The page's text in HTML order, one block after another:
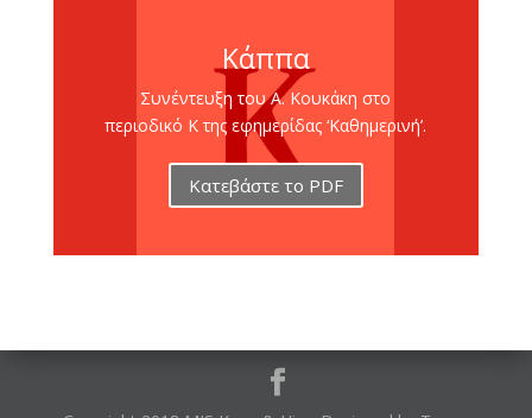
Κάππα
Συνέντευξη του Α. Κουκάκη στο
περιοδικό K της εφημερίδας ‘Καθημερινή’.
Κατεβάστε το PDF